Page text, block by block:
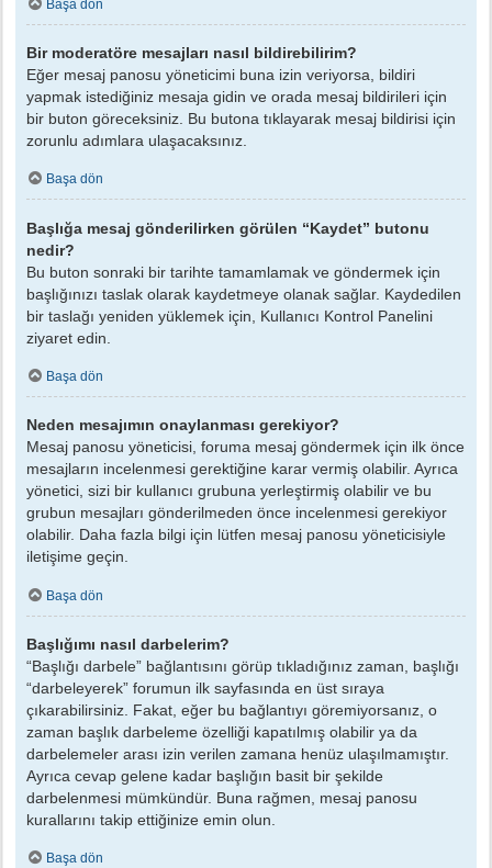
Başa dön
Bir moderatöre mesajları nasıl bildirebilirim?
Eğer mesaj panosu yöneticimi buna izin veriyorsa, bildiri
yapmak istediğiniz mesaja gidin ve orada mesaj bildirileri için
bir buton göreceksiniz. Bu butona tıklayarak mesaj bildirisi için
zorunlu adımlara ulaşacaksınız.
Başa dön
Başlığa mesaj gönderilirken görülen “Kaydet” butonu
nedir?
Bu buton sonraki bir tarihte tamamlamak ve göndermek için
başlığınızı taslak olarak kaydetmeye olanak sağlar. Kaydedilen
bir taslağı yeniden yüklemek için, Kullanıcı Kontrol Panelini
ziyaret edin.
Başa dön
Neden mesajımın onaylanması gerekiyor?
Mesaj panosu yöneticisi, foruma mesaj göndermek için ilk önce
mesajların incelenmesi gerektiğine karar vermiş olabilir. Ayrıca
yönetici, sizi bir kullanıcı grubuna yerleştirmiş olabilir ve bu
grubun mesajları gönderilmeden önce incelenmesi gerekiyor
olabilir. Daha fazla bilgi için lütfen mesaj panosu yöneticisiyle
iletişime geçin.
Başa dön
Başlığımı nasıl darbelerim?
“Başlığı darbele” bağlantısını görüp tıkladığınız zaman, başlığı
“darbeleyerek” forumun ilk sayfasında en üst sıraya
çıkarabilirsiniz. Fakat, eğer bu bağlantıyı göremiyorsanız, o
zaman başlık darbeleme özelliği kapatılmış olabilir ya da
darbelemeler arası izin verilen zamana henüz ulaşılmamıştır.
Ayrıca cevap gelene kadar başlığın basit bir şekilde
darbelenmesi mümkündür. Buna rağmen, mesaj panosu
kurallarını takip ettiğinize emin olun.
Başa dön